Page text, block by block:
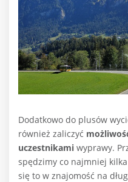
Dodatkowo do plusów
również zaliczyć
uczestnikami wyprawy.
spędzimy co najmniej
się to w znajomość na